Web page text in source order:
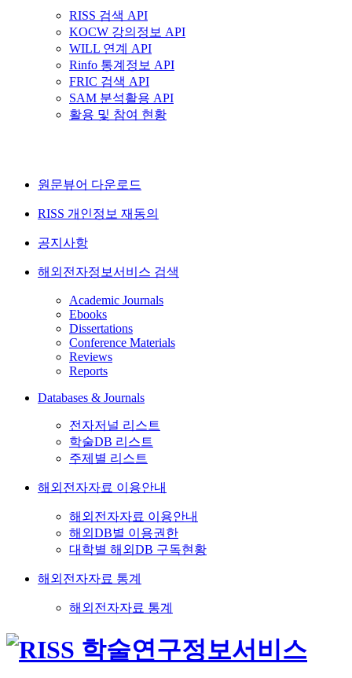
RISS 검색 API
KOCW 강의정보 API
WILL 연계 API
Rinfo 통계정보 API
FRIC 검색 API
SAM 분석활용 API
활용 및 참여 현황
원문뷰어 다운로드
RISS 개인정보 재동의
공지사항
해외전자정보서비스 검색
Academic Journals
Ebooks
Dissertations
Conference Materials
Reviews
Reports
Databases & Journals
전자저널 리스트
학술DB 리스트
주제별 리스트
해외전자자료 이용안내
해외전자자료 이용안내
해외DB별 이용권한
대학별 해외DB 구독현황
해외전자자료 통계
해외전자자료 통계